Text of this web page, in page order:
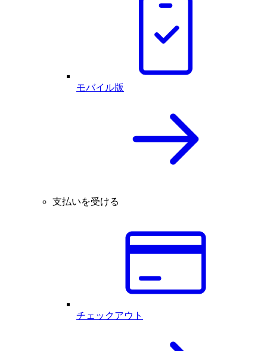
モバイル版
支払いを受ける
チェックアウト